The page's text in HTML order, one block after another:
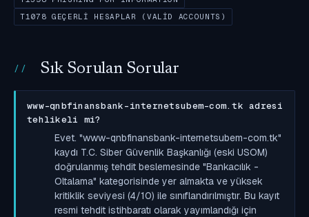
T1078 GEÇERLI HESAPLAR (VALID ACCOUNTS)
Sık Sorulan Sorular
www-qnbfinansbank-internetsubem-com.tk adresi
tehlikeli mi?
Evet. "www-qnbfinansbank-internetsubem-com.tk"
kaydı T.C. Siber Güvenlik Başkanlığı (eski USOM)
doğrulanmış tehdit beslemesinde "Bankacılık -
Oltalama" kategorisinde yer almakta ve yüksek
kritiklik seviyesi (4/10) ile sınıflandırılmıştır. Bu kayıt
resmi tehdit istihbaratı olarak yayımlandığı için